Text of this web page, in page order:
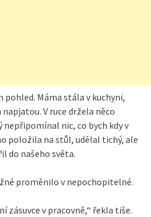
pohled. Máma stála v kuchyni,
V ruce držela něco
nic, co bych kdy v
položila na stůl, udělal tichý, ale
do našeho světa.
proměnilo v nepochopitelné.
zásuvce v pracovně,“ řekla tiše.